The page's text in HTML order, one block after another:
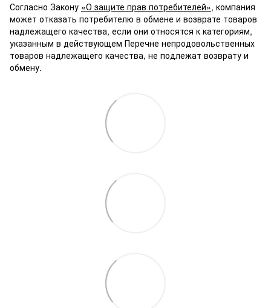
Согласно Закону «О защите прав потребителей», компания
может отказать потребителю в обмене и возврате товаров
надлежащего качества, если они относятся к категориям,
указанным в действующем Перечне непродовольственных
товаров надлежащего качества, не подлежат возврату и
обмену.